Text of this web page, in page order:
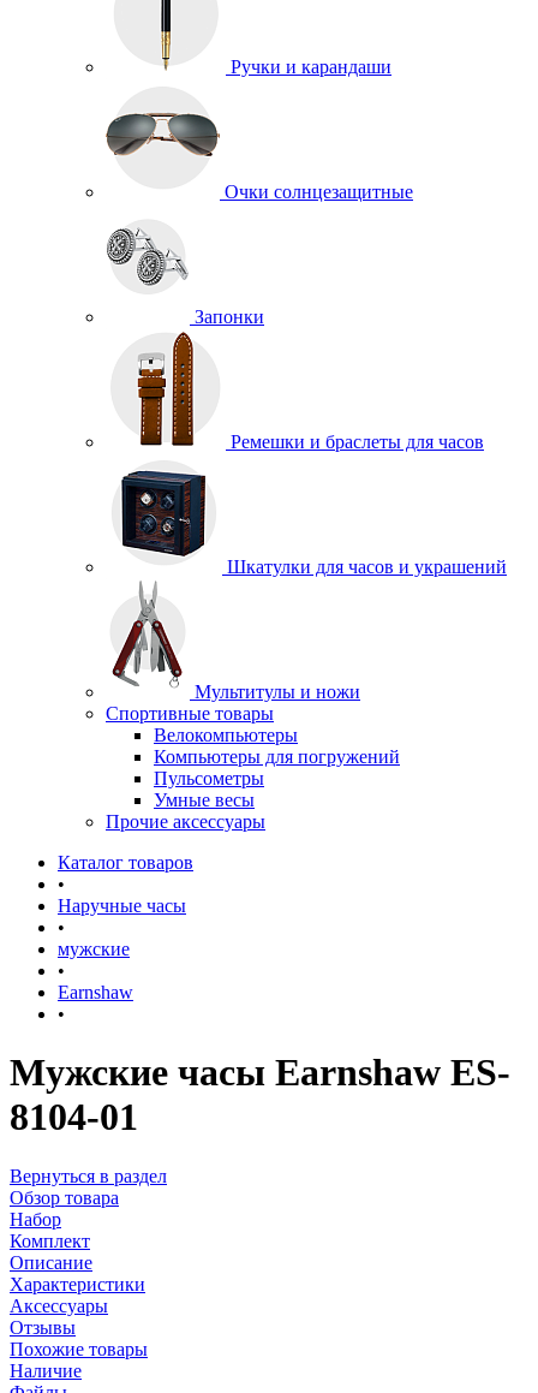
Ручки и карандаши
Очки солнцезащитные
Запонки
Ремешки и браслеты для часов
Шкатулки для часов и украшений
Мультитулы и ножи
Спортивные товары
Велокомпьютеры
Компьютеры для погружений
Пульсометры
Умные весы
Прочие аксессуары
Каталог товаров
•
Наручные часы
•
мужские
•
Earnshaw
•
Мужские часы Earnshaw ES-
8104-01
Вернуться в раздел
Обзор товара
Набор
Комплект
Описание
Характеристики
Аксессуары
Отзывы
Похожие товары
Наличие